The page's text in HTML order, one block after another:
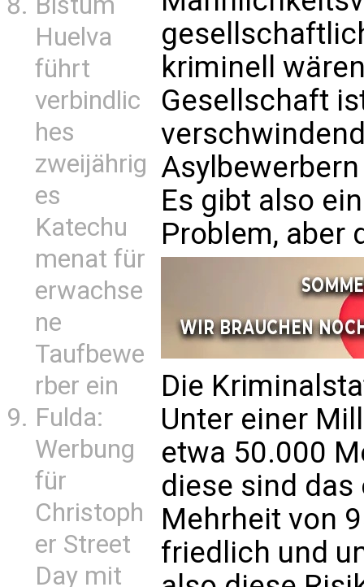
Huelva
führt
verbindlic
hes
zweijährig
es
Katechu
menat für
erwachse
ne
Taufbewe
rber ein
Fulda:
Werbung
für
Christoph
er Street
Day mit
kriminell
Gesellschaft
Es gibt also
Problem, aber
Die
Unter einer
etwa 50.000
diese sind
Mehrheit von
friedlich und